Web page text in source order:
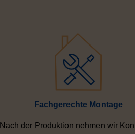
Fachgerechte Montage
Nach der Produktion nehmen wir